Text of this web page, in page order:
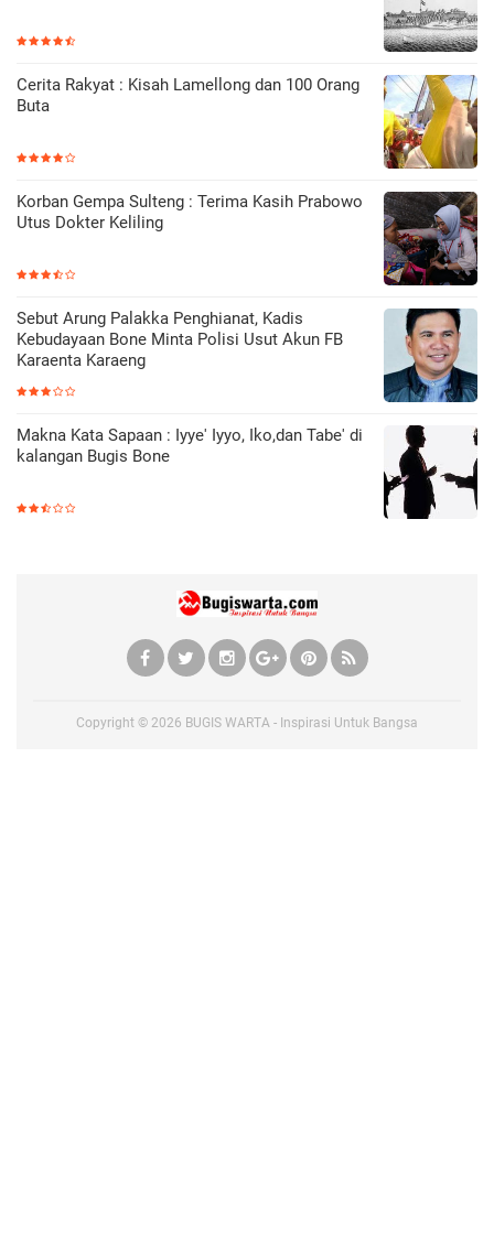
Cerita Rakyat : Kisah Lamellong dan 100 Orang
Buta
Korban Gempa Sulteng : Terima Kasih Prabowo
Utus Dokter Keliling
Sebut Arung Palakka Penghianat, Kadis
Kebudayaan Bone Minta Polisi Usut Akun FB
Karaenta Karaeng
Makna Kata Sapaan : Iyye' Iyyo, Iko,dan Tabe' di
kalangan Bugis Bone
Copyright © 2026 BUGIS WARTA - Inspirasi Untuk Bangsa